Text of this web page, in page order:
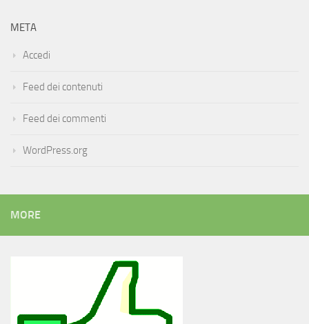
META
Accedi
Feed dei contenuti
Feed dei commenti
WordPress.org
MORE